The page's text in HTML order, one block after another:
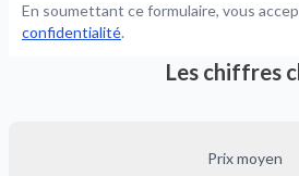
En soumettant ce formulaire, vous
confidentialité.
Les chiffres
Prix moyen